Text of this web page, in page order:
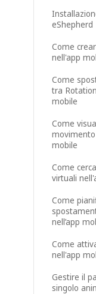
eShepherd
Come
nell'app
Come
tra
mobile
Come
mobile
Come
virtuali
Come
nell’app
Come
nell'app
Gestire il
singolo